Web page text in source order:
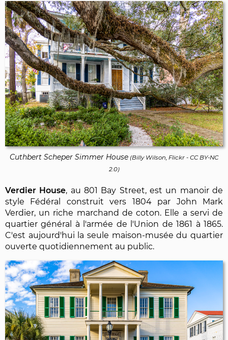
Cuthbert Scheper Simmer House (Billy Wilson, Flickr - CC BY-NC
2.0)
Verdier House, au 801 Bay Street, est un manoir de
style Fédéral construit vers 1804 par John Mark
Verdier, un riche marchand de coton. Elle a servi de
quartier général à l'armée de l'Union de 1861 à 1865.
C'est aujourd'hui la seule maison-musée du quartier
ouverte quotidiennement au public.